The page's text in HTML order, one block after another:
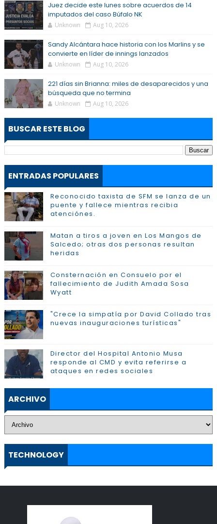
Juez decide este lunes sobre acuerdos de 14
imputados del caso Búfalo NK
Unknown Aug 10, 2026
Sandy Alcántara hace historia con los Marlins y se
convierte en líder de innings lanzados
Unknown Aug 10, 2026
221 días sin Brianna: miles de desaparecidos y una
búsqueda que no termina
Unknown Aug 10, 2026
BUSCAR ESTE BLOG
ENTRADAS POPULARES
Reconocido taxista de SFM se lanza de un
puente y fallece mientras recibia
atenciónes.
Matan a tiros a joven en Los Mangos de
Salcedo; otras dos personas resultan
heridas
Consternación en Consuelo por el
fallecimiento de Judith Amada Sosa
Wyatt
"Crece la simpatía por David Collado tras
nuevas inauguraciones turísticas"
Director del Hospital Antonio Musa
responde al CMD y evita referirse a
ataques en redes sociales
ARCHIVO
TECHNOLOGY